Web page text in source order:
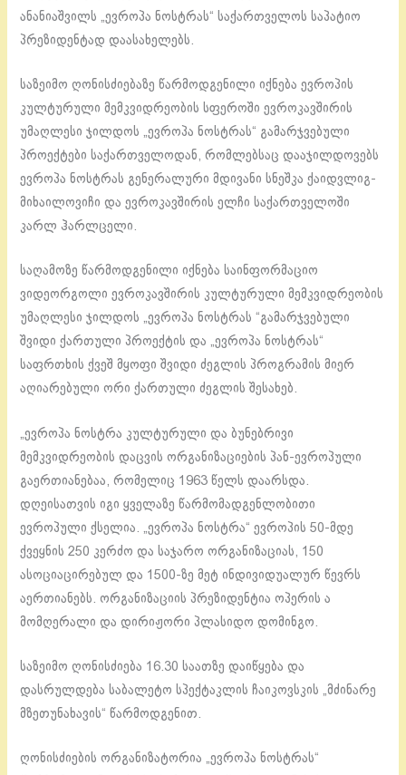
ანანიაშვილს „ევროპა ნოსტრას“ საქართველოს საპატიო
პრეზიდენტად დაასახელებს.
საზეიმო ღონისძიებაზე წარმოდგენილი იქნება ევროპის
კულტურული მემკვიდრეობის სფეროში ევროკავშირის
უმაღლესი ჯილდოს „ევროპა ნოსტრას“ გამარჯვებული
პროექტები საქართველოდან, რომლებსაც დააჯილდოვებს
ევროპა ნოსტრას გენერალური მდივანი სნეშკა ქაიდვლიგ-
მიხაილოვიჩი და ევროკავშირის ელჩი საქართველოში
კარლ ჰარლცელი.
საღამოზე წარმოდგენილი იქნება საინფორმაციო
ვიდეორგოლი ევროკავშირის კულტურული მემკვიდრეობის
უმაღლესი ჯილდოს „ევროპა ნოსტრას “გამარჯვებული
შვიდი ქართული პროექტის და „ევროპა ნოსტრას“
საფრთხის ქვეშ მყოფი შვიდი ძეგლის პროგრამის მიერ
აღიარებული ორი ქართული ძეგლის შესახებ.
„ევროპა ნოსტრა კულტურული და ბუნებრივი
მემკვიდრეობის დაცვის ორგანიზაციების პან-ევროპული
გაერთიანებაა, რომელიც 1963 წელს დაარსდა.
დღეისათვის იგი ყველაზე წარმომადგენლობითი
ევროპული ქსელია. „ევროპა ნოსტრა“ ევროპის 50-მდე
ქვეყნის 250 კერძო და საჯარო ორგანიზაციას, 150
ასოციაცირებულ და 1500-ზე მეტ ინდივიდუალურ წევრს
აერთიანებს. ორგანიზაციის პრეზიდენტია ოპერის ა
მომღერალი და დირიჟორი პლასიდო დომინგო.
საზეიმო ღონისძიება 16.30 საათზე დაიწყება და
დასრულდება საბალეტო სპექტაკლის ჩაიკოვსკის „მძინარე
მზეთუნახავის“ წარმოდგენით.
ღონისძიების ორგანიზატორია „ევროპა ნოსტრას“